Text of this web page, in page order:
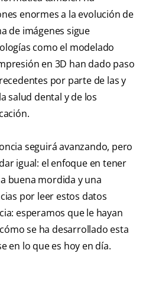
enormes a la evolución de
de imágenes sigue
como el modelado
en 3D han dado paso
por parte de las y
salud dental y de los
seguirá avanzando, pero
igual: el enfoque en tener
buena mordida y una
por leer estos datos
esperamos que le hayan
se ha desarrollado esta
en lo que es hoy en día.